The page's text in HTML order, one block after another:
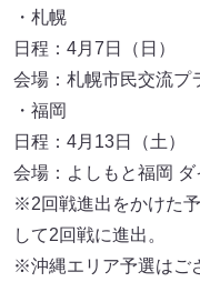
・札幌
日程：4月7日（日）
会場：札幌市民交流プ
・福岡
日程：4月13日（土）
会場：よしもと福岡
※2回戦進出をかけた
して2回戦に進出。
※沖縄エリア予選はご